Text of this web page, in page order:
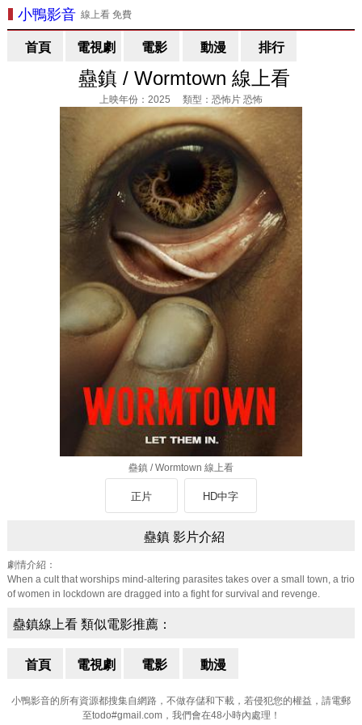
小鴨影音線上看 免費
首頁 電視劇 電影 動漫 排行
蠱鎮 / Wormtown 線上看
上映年份：2025 類型：恐怖片 恐怖
蠱鎮 / Wormtown 線上看
正片 HD中字
蠱鎮 影片介紹
劇情介紹：
When a cult that worships mind-altering parasites takes over a small town, a trio
of women in lockdown are dragged into a fight for survival and revenge.
蠱鎮線上看 類似電影推薦：
首頁 電視劇 電影 動漫
小鴨影音的所有資源都搜集自網路，不做存儲和下載，若侵犯您的權益，請電郵
至todo#gmail.com，我們會在48小時內處理！